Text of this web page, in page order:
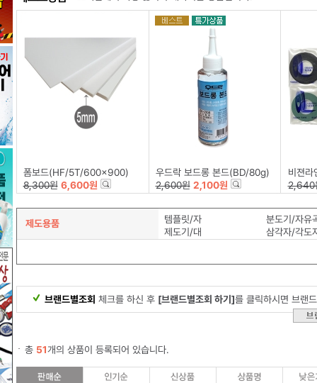
폼보드(HF/5T/600x900)
8,300원 6,600원
우드락 보드롱 본드(BD/80g)
2,600원 2,100원
비젼라인)
2,640
제도용품 템플릿/자
분도기/자유
제도기/대
삼각자/각도
브랜드별조회 체크를 하신 후 [브랜드별조회 하기]를 클릭하시면 브랜
총 51개의 상품이 등록되어 있습니다.